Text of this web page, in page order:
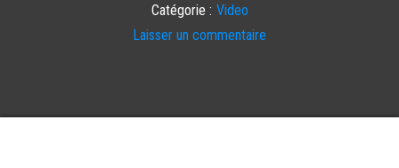
Catégorie : Video
Laisser un commentaire